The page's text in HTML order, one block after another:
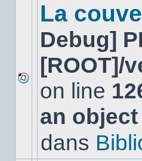
Aucun
nouveau
message
non-
dans
La
Debug]
[ROOT]/
on line
an
dans